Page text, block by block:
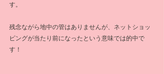
す。
残念ながら地中の管はありませんが、ネットショッ
ピングが当たり前になったという意味では的中で
す！